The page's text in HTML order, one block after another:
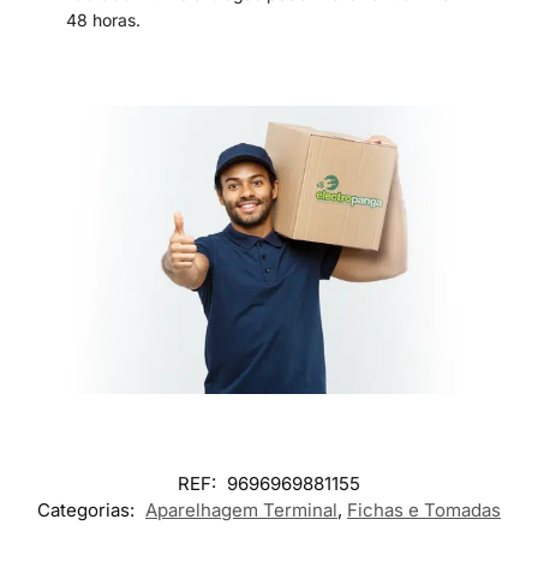
48 horas.
REF: 9696969881155
Categorias: Aparelhagem Terminal, Fichas e Tomadas